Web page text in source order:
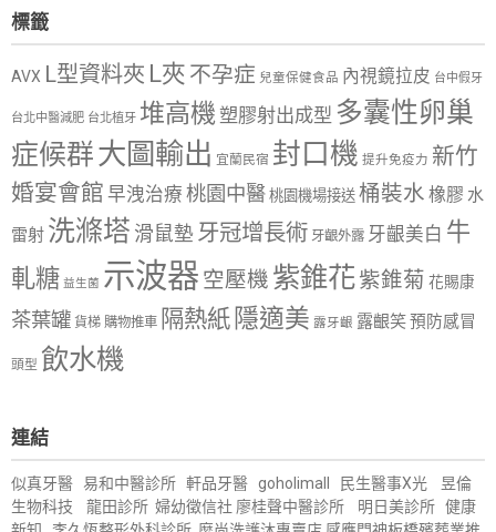
標籤
AVX L型資料夾 L夾 不孕症 兒童保健食品 內視鏡拉皮 台中假牙
台北中醫減肥 台北植牙 堆高機塑膠射出成型 多囊性卵巢
症候群大圖輸出 宜蘭民宿 封口機 提升免疫力 新竹
婚宴會館 早洩治療 桃園中醫 桃園機場接送 桶裝水 橡膠 水
雷射 洗滌塔 滑鼠墊 牙冠增長術 牙齦外露 牙齦美白 牛
軋糖 益生菌 示波器 空壓機 紫錐花紫錐菊 花賜康
茶葉罐 貨梯 購物推車 隔熱紙 隱適美 露牙齦 露齦笑預防感冒
頭型 飲水機
連結
似真牙醫 易和中醫診所 軒品牙醫 goholimall 民生醫事X光
昱倫
生物科技
龍田診所 婦幼徵信社 廖桂聲中醫診所 明日美診所 健康